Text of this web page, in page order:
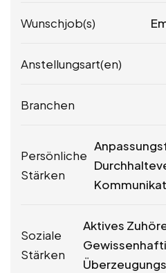
Wunschjob(s)
Anstellungsart(en)
Branchen
Persönliche
Stärken
Soziale
Stärken
Aktives